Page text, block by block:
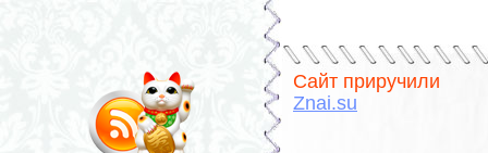
Сайт приручили
Znai.su